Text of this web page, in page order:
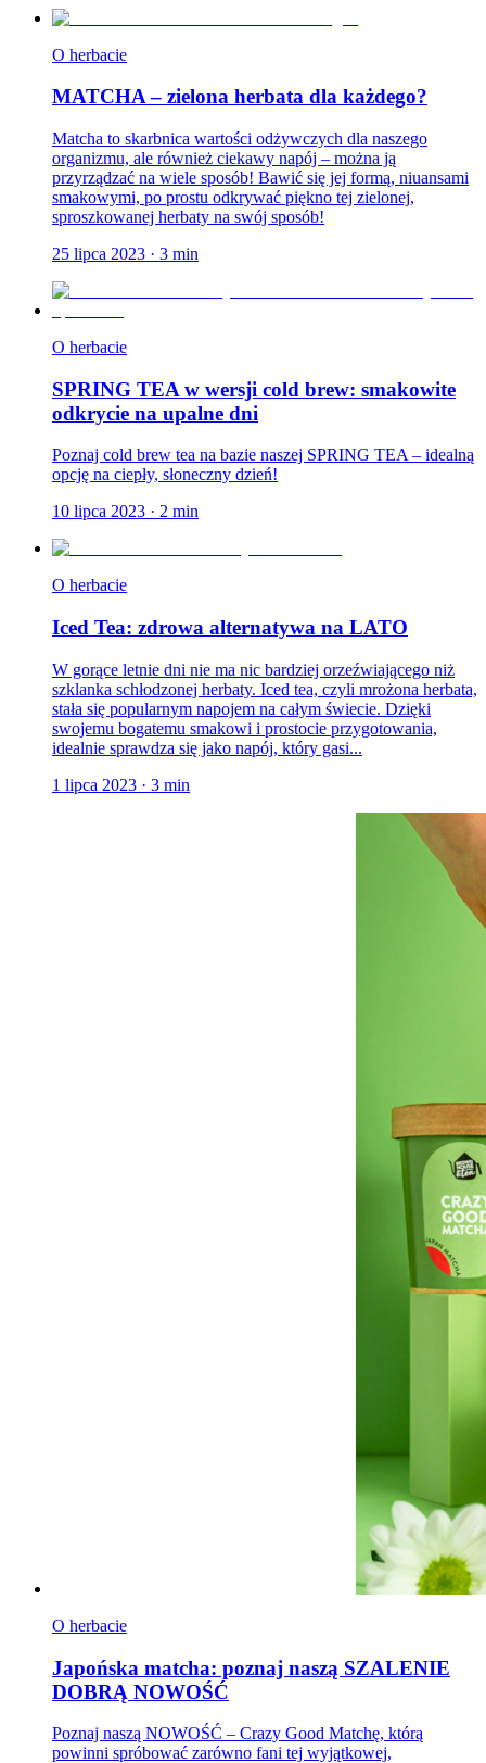
O herbacie
MATCHA – zielona herbata dla każdego?
Matcha to skarbnica wartości odżywczych dla naszego
organizmu, ale również ciekawy napój – można ją
przyrządzać na wiele sposób! Bawić się jej formą, niuansami
smakowymi, po prostu odkrywać piękno tej zielonej,
sproszkowanej herbaty na swój sposób!
25 lipca 2023 · 3 min
O herbacie
SPRING TEA w wersji cold brew: smakowite
odkrycie na upalne dni
Poznaj cold brew tea na bazie naszej SPRING TEA – idealną
opcję na ciepły, słoneczny dzień!
10 lipca 2023 · 2 min
O herbacie
Iced Tea: zdrowa alternatywa na LATO
W gorące letnie dni nie ma nic bardziej orzeźwiającego niż
szklanka schłodzonej herbaty. Iced tea, czyli mrożona herbata,
stała się popularnym napojem na całym świecie. Dzięki
swojemu bogatemu smakowi i prostocie przygotowania,
idealnie sprawdza się jako napój, który gasi...
1 lipca 2023 · 3 min
O herbacie
Japońska matcha: poznaj naszą SZALENIE
DOBRĄ NOWOŚĆ
Poznaj naszą NOWOŚĆ – Crazy Good Matchę, którą
powinni spróbować zarówno fani tej wyjątkowej,